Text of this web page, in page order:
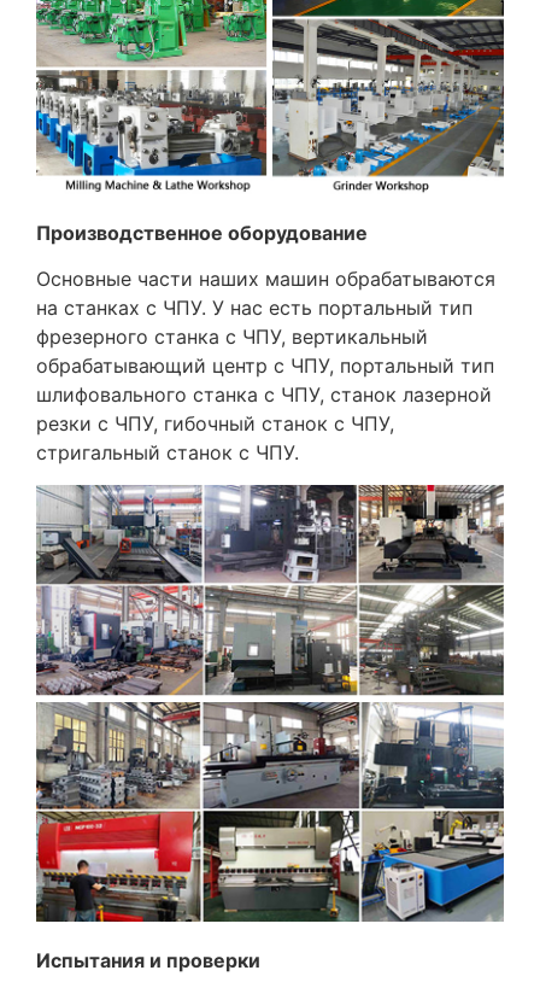
Производственное оборудование
Основные части наших машин обрабатываются
на станках с ЧПУ. У нас есть портальный тип
фрезерного станка с ЧПУ, вертикальный
обрабатывающий центр с ЧПУ, портальный тип
шлифовального станка с ЧПУ, станок лазерной
резки с ЧПУ, гибочный станок с ЧПУ,
стригальный станок с ЧПУ.
Испытания и проверки